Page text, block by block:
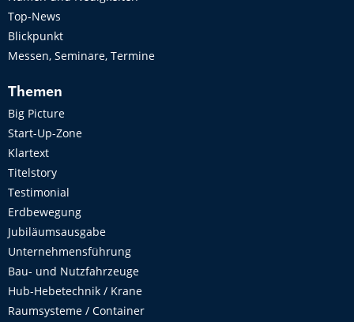
Top-News
Blickpunkt
Messen, Seminare, Termine
Themen
Big Picture
Start-Up-Zone
Klartext
Titelstory
Testimonial
Erdbewegung
Jubiläumsausgabe
Unternehmensführung
Bau- und Nutzfahrzeuge
Hub-Hebetechnik / Krane
Raumsysteme / Container